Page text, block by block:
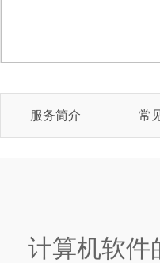
服务简介 常
计算机软件